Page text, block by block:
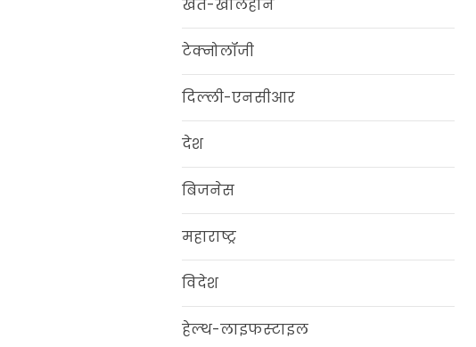
खेत-खलिहान
टेक्नोलॉजी
दिल्‍ली-एनसीआर
देश
बिजनेस
महाराष्ट्र
विदेश
हेल्‍थ-लाइफस्‍टाइल